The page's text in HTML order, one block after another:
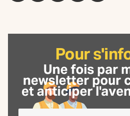
Pour
Une fois par
newsletterpour
et anticiper